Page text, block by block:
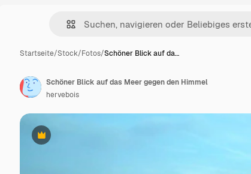
Startseite/Stock/Fotos/Schöner Blick auf da…
Premium
Schöner Blick auf das Meer gegen den Himmel
hervebois